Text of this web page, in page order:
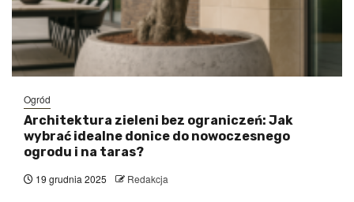
Ogród
Architektura zieleni bez ograniczeń: Jak
wybrać idealne donice do nowoczesnego
ogrodu i na taras?
19 grudnia 2025 Redakcja